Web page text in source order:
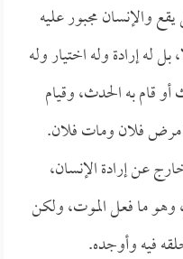
والإنسان مجبور عليه
له إرادة وله اختيار وله
قام به الحدث، وقيام
مرض فلان ومات فلان.
عن إرادة الإنسان،
وهو ما فعل الموت، ولكن
فيه وأوجده.